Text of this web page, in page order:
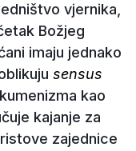
vjernika,
Božjeg
imaju jednako
sensus
kao
kajanje za
zajednice